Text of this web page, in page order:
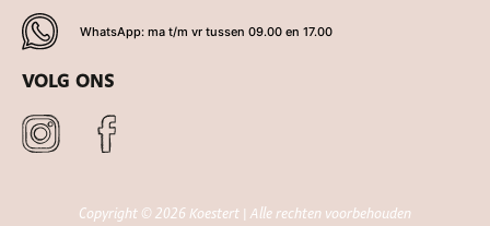
WhatsApp: ma t/m vr tussen 09.00 en 17.00
VOLG ONS
Copyright © 2026 Koestert | Alle rechten voorbehouden